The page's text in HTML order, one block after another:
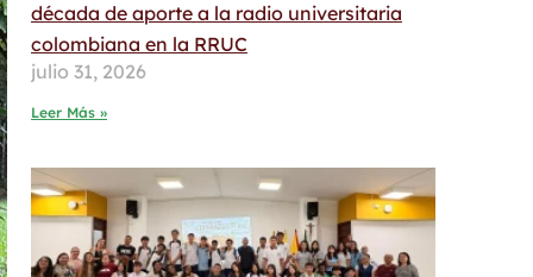
década de aporte a la radio universitaria
colombiana en la RRUC
julio 31, 2026
Leer Más »